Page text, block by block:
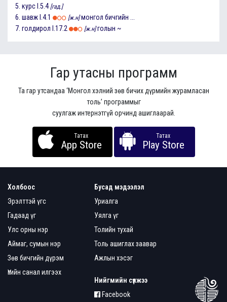
5. курс I.5.4 [гад.]
6. шавж I.4.1 [ж.н] монгол бичгийн ...
7. голдирол I.17.2 [ж.н] голын ~
Гар утасны программ
Та гар утсандаа ‘Монгол хэлний зөв бичих дүрмийн журамласан
толь’ программыг
суулгаж интернэтгүй орчинд ашиглаарай.
Татах
App Store
Татах
Play Store
Холбоос
Эрэлттэй үгс
Гадаад үг
Улс орны нэр
Аймаг, сумын нэр
Зөв бичгийн дүрэм
Үгийн санал илгээх
Бусад мэдээлэл
Уриалга
Уялга үг
Толийн тухай
Толь ашиглах заавар
Ажлын хэсэг
Нийгмийн сүлжээ
Facebook